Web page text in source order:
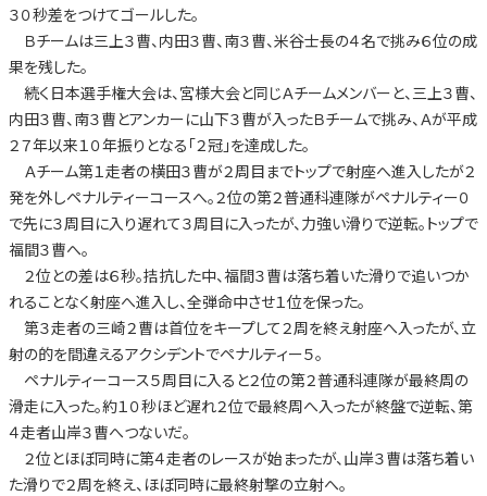
３０秒差をつけてゴールした。
Ｂチームは三上３曹、内田３曹、南３曹、米谷士長の４名で挑み６位の成
果を残した。
続く日本選手権大会は、宮様大会と同じＡチームメンバーと、三上３曹、
内田３曹、南３曹とアンカーに山下３曹が入ったＢチームで挑み、Ａが平成
２７年以来１０年振りとなる「２冠」を達成した。
Ａチーム第１走者の横田３曹が２周目までトップで射座へ進入したが２
発を外しペナルティーコースへ。２位の第２普通科連隊がペナルティー０
で先に３周目に入り遅れて３周目に入ったが、力強い滑りで逆転。トップで
福間３曹へ。
２位との差は６秒。拮抗した中、福間３曹は落ち着いた滑りで追いつか
れることなく射座へ進入し、全弾命中させ１位を保った。
第３走者の三崎２曹は首位をキープして２周を終え射座へ入ったが、立
射の的を間違えるアクシデントでペナルティー５。
ペナルティーコース５周目に入ると２位の第２普通科連隊が最終周の
滑走に入った。約１０秒ほど遅れ２位で最終周へ入ったが終盤で逆転、第
４走者山岸３曹へつないだ。
２位とほぼ同時に第４走者のレースが始まったが、山岸３曹は落ち着い
た滑りで２周を終え、ほぼ同時に最終射撃の立射へ。